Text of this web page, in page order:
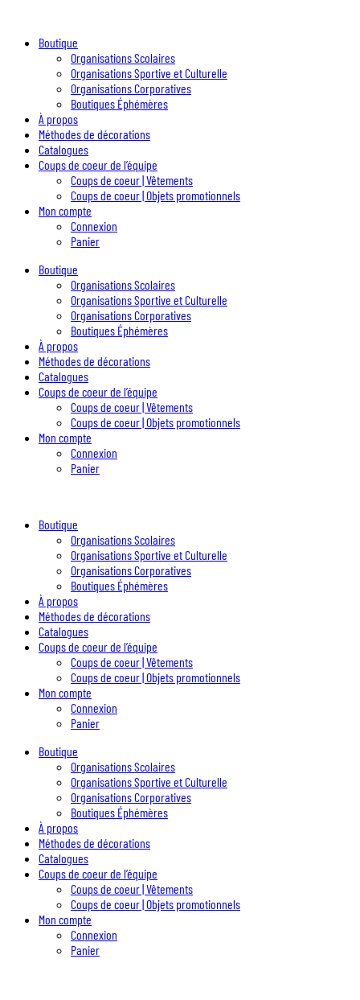
Boutique
Organisations Scolaires
Organisations Sportive et Culturelle
Organisations Corporatives
Boutiques Éphémères
À propos
Méthodes de décorations
Catalogues
Coups de coeur de l’équipe
Coups de coeur | Vêtements
Coups de coeur | Objets promotionnels
Mon compte
Connexion
Panier
Boutique
Organisations Scolaires
Organisations Sportive et Culturelle
Organisations Corporatives
Boutiques Éphémères
À propos
Méthodes de décorations
Catalogues
Coups de coeur de l’équipe
Coups de coeur | Vêtements
Coups de coeur | Objets promotionnels
Mon compte
Connexion
Panier
Boutique
Organisations Scolaires
Organisations Sportive et Culturelle
Organisations Corporatives
Boutiques Éphémères
À propos
Méthodes de décorations
Catalogues
Coups de coeur de l’équipe
Coups de coeur | Vêtements
Coups de coeur | Objets promotionnels
Mon compte
Connexion
Panier
Boutique
Organisations Scolaires
Organisations Sportive et Culturelle
Organisations Corporatives
Boutiques Éphémères
À propos
Méthodes de décorations
Catalogues
Coups de coeur de l’équipe
Coups de coeur | Vêtements
Coups de coeur | Objets promotionnels
Mon compte
Connexion
Panier